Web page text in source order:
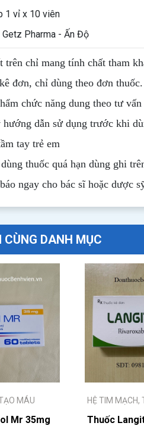
1 vỉ x 10 viên
Getz Pharma - Ấn Độ
trên chỉ mang tính chất tham
đơn, chỉ dùng theo đơn thuốc.
chức năng dung theo tư
dẫn sử dụng trước khi
tay trẻ em
thuốc quá hạn dùng ghi
áo ngay cho bác sĩ hoặc dược
CÙNG DANH MỤC
MÁU
Mr 35mg
HỆ TIM MẠCH,
Thuốc